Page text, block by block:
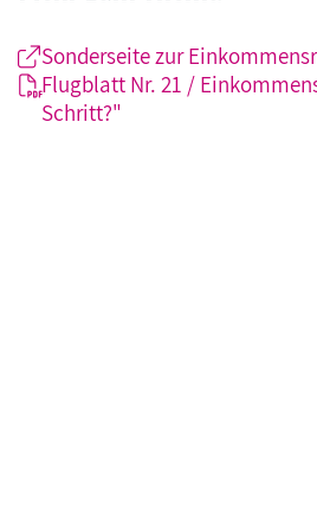
Sonderseite zur
Flugblatt Nr. 21 /
Schritt?"